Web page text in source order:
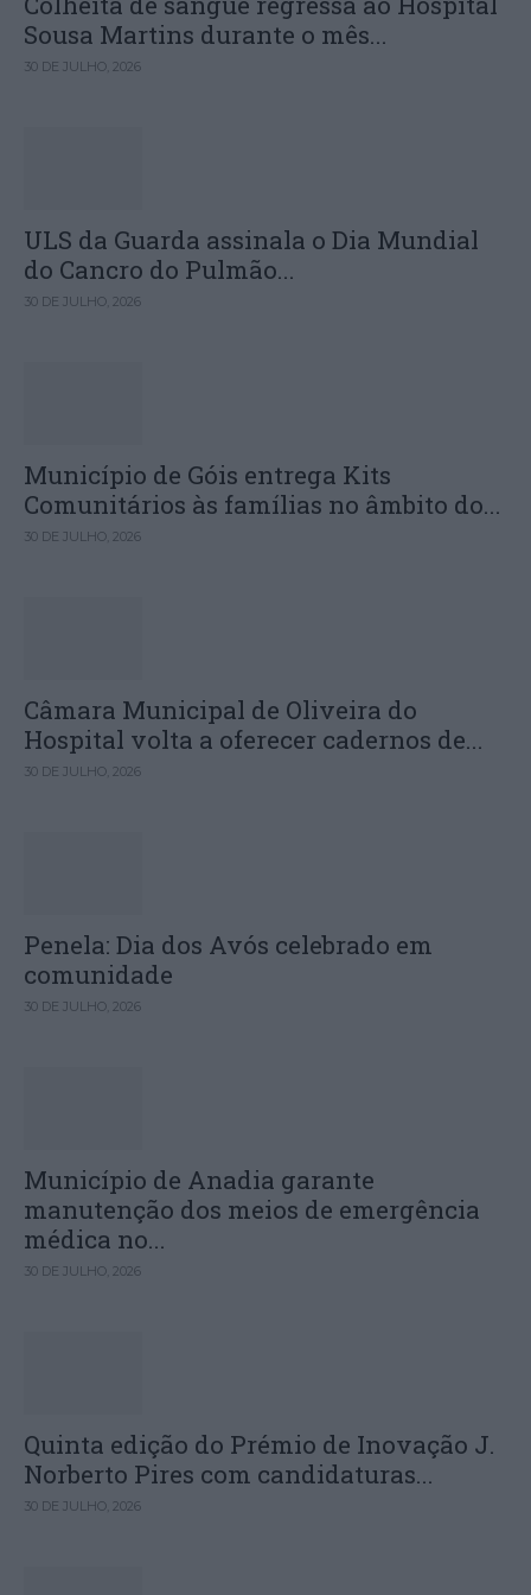
Sousa Martins durante o mês...
30 DE JULHO, 2026
ULS da Guarda assinala o Dia Mundial
do Cancro do Pulmão...
30 DE JULHO, 2026
Município de Góis entrega Kits
Comunitários às famílias no âmbito do...
30 DE JULHO, 2026
Câmara Municipal de Oliveira do
Hospital volta a oferecer cadernos de...
30 DE JULHO, 2026
Penela: Dia dos Avós celebrado em
comunidade
30 DE JULHO, 2026
Município de Anadia garante
manutenção dos meios de emergência
médica no...
30 DE JULHO, 2026
Quinta edição do Prémio de Inovação J.
Norberto Pires com candidaturas...
30 DE JULHO, 2026